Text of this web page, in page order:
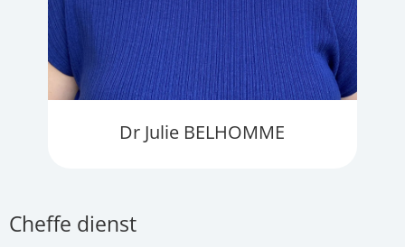
Dr Julie BELHOMME
Cheffe dienst